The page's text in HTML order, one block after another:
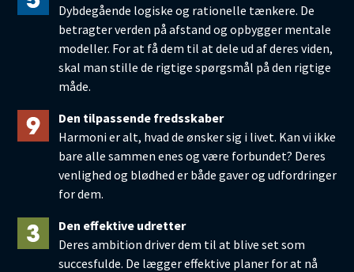
Dybdegående logiske og rationelle tænkere. De
betragter verden på afstand og opbygger mentale
modeller. For at få dem til at dele ud af deres viden,
skal man stille de rigtige spørgsmål på den rigtige
måde.
Den tilpassende fredsskaber
Harmoni er alt, hvad de ønsker sig i livet. Kan vi ikke
bare alle sammen enes og være forbundet? Deres
venlighed og blødhed er både gaver og udfordringer
for dem.
Den effektive udretter
Deres ambition driver dem til at blive set som
succesfulde. De lægger effektive planer for at nå